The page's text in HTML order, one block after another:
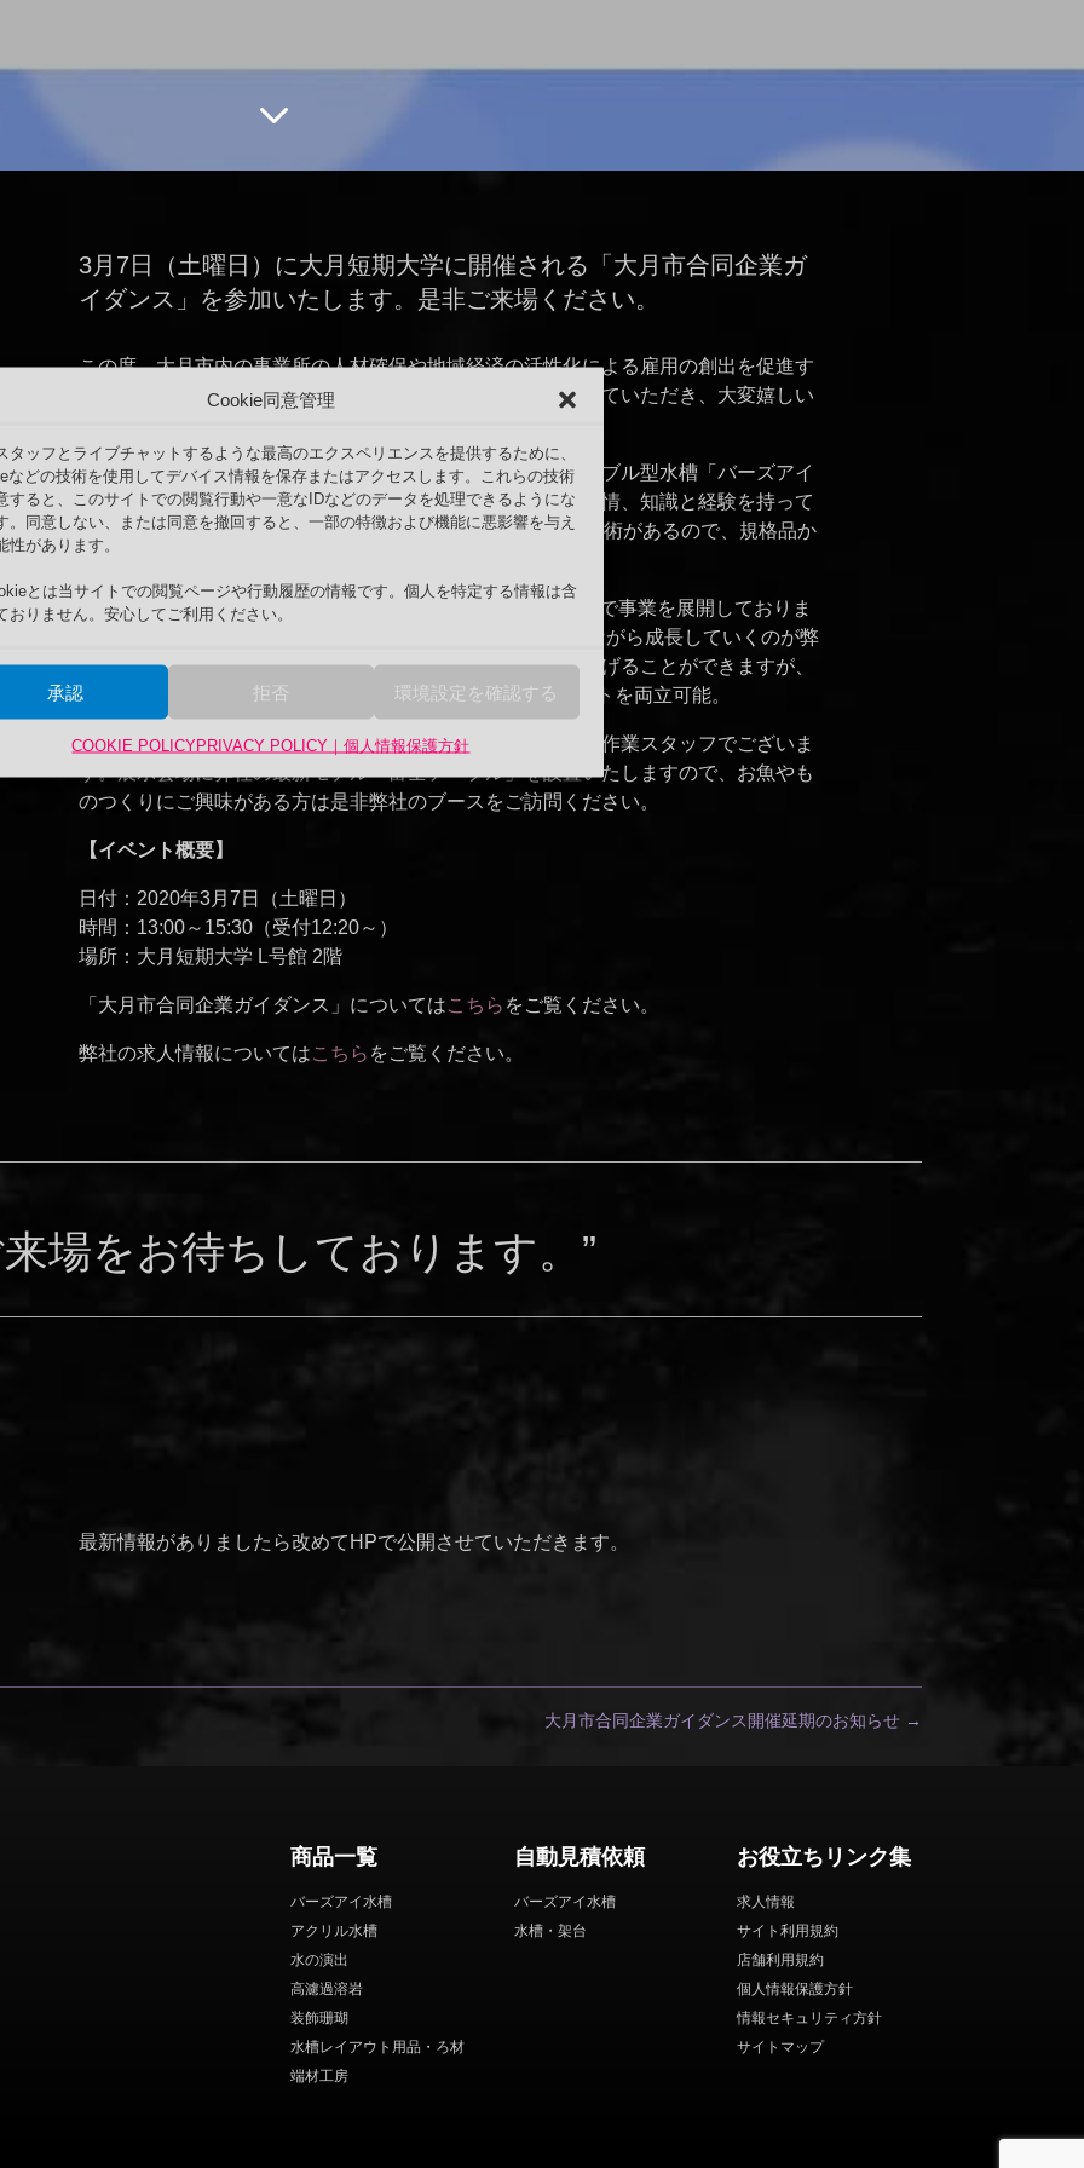
Cookie同意管理
タッフとライブチャットするような最高のエクスペリエンスを提供するために、
などの技術を使用してデバイス情報を保存またはアクセスします。これらの技術
すると、このサイトでの閲覧行動や一意なIDなどのデータを処理できるようにな
。同意しない、または同意を撤回すると、一部の特徴および機能に悪影響を与え
性があります。
とは当サイトでの閲覧ページや行動履歴の情報です。個人を特定する情報は含
おりません。安心してご利用ください。
承認 拒否 環境設定を確認する
COOKIE POLICYPRIVACY POLICY｜個人情報保護方針
3
3月7日（土曜日）に大月短期大学に開催される「大月市合同企業ガ
イダンス」を参加いたします。是非ご来場ください。
この度、大月市内の事業所の人材確保や地域経済の活性化による雇用の創出を促進す
るのを目的として開催される合同企業ガイダンスを参加させていただき、大変嬉しい
弊社は世界各国で特許を取得済み、上から鮮明に見えるテーブル型水槽「バーズアイ
水槽」を開発して、大月にある自社工場で製造しており、熱情、知識と経験を持って
いる30歳代中心のアクアリウムイノベーターです。開発の技術があるので、規格品か
ら特注品まで挑戦しております。
世界唯一の企業として特許登録済の商品を自社製造＋IT戦略で事業を展開しておりま
す。僅か数年で六畳一間から2000坪の工場を拡張し、学びながら成長していくのが弊
社の特徴です。海外の取引や出展により、国際的な視野を広げることができますが、
残業は少なめ、年間休日は120日程度で、仕事とプライベートを両立可能。
現時点募集中の職種は水槽職人、研磨員、水槽管理担当と軽作業スタッフでございま
す。展示会場に弊社の最新モデル「富士テーブル」を設置いたしますので、お魚やも
のつくりにご興味がある方は是非弊社のブースをご訪問ください。
【イベント概要】
日付：2020年3月7日（土曜日）
時間：13:00～15:30（受付12:20～）
場所：大月短期大学 L号館 2階
「大月市合同企業ガイダンス」についてはこちら をご覧ください。
弊社の求人情報についてはこちら をご覧ください。
来場をお待ちしております。”
最新情報がありましたら改めてHPで公開させていただきます。
大月市合同企業ガイダンス開催延期のお知らせ→
商品一覧
バーズアイ水槽
アクリル水槽
水の演出
高濾過溶岩
装飾珊瑚
水槽レイアウト用品・ろ材
端材工房
自動見積依頼
バーズアイ水槽
水槽・架台
お役立ちリンク集
求人情報
サイト利用規約
店舗利用規約
個人情報保護方針
情報セキュリティ方針
サイトマップ